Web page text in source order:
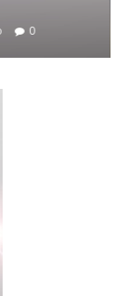
0